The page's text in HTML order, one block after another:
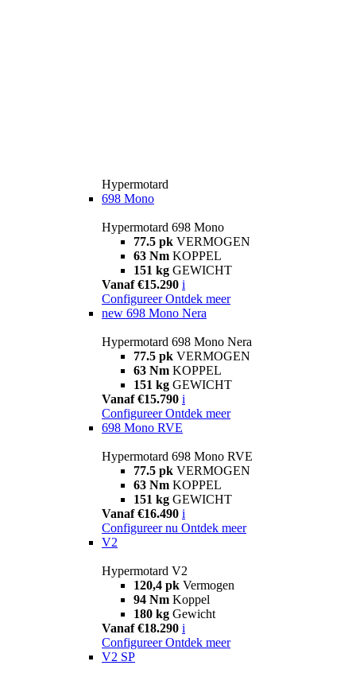
Hypermotard
698 Mono
Hypermotard 698 Mono
77.5 pk VERMOGEN
63 Nm KOPPEL
151 kg GEWICHT
Vanaf €15.290 i
Configureer Ontdek meer
new 698 Mono Nera
Hypermotard 698 Mono Nera
77.5 pk VERMOGEN
63 Nm KOPPEL
151 kg GEWICHT
Vanaf €15.790 i
Configureer Ontdek meer
698 Mono RVE
Hypermotard 698 Mono RVE
77.5 pk VERMOGEN
63 Nm KOPPEL
151 kg GEWICHT
Vanaf €16.490 i
Configureer nu Ontdek meer
V2
Hypermotard V2
120,4 pk Vermogen
94 Nm Koppel
180 kg Gewicht
Vanaf €18.290 i
Configureer Ontdek meer
V2 SP